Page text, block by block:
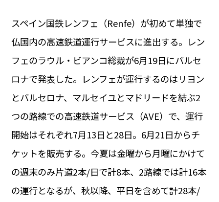
LUXE
グルメ
LIFE STYLE
ビジネス・キャリア
INFOS PRATIQUES
TAG
タグ
#トゥールーズ Toulouse
#パリ
#お土産 #トリビア
#データで読み解くフランス
PARIS 14℃ / 12℃
FR 07:05 ／ JP 14:05
1€＝182.49円
お問い合わせ
運営会社
サイトポリシー
スペイン国鉄レンフェ（Renfe）が初めて単独で
仏国内の高速鉄道運行サービスに進出する。レン
フェのラウル・ビアンコ総裁が6月19日にバルセ
ロナで発表した。レンフェが運行するのはリヨン
とバルセロナ、マルセイユとマドリードを結ぶ2
つの路線での高速鉄道サービス（AVE）で、運行
開始はそれぞれ7月13日と28日。6月21日からチ
ケットを販売する。今夏は金曜から月曜にかけて
の週末のみ片道2本/日で計8本、2路線では計16本
の運行となるが、秋以降、平日を含めて計28本/